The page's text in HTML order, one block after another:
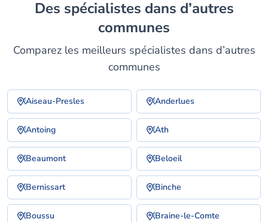
Des spécialistes dans d’autres
communes
Comparez les meilleurs spécialistes dans d’autres
communes
Aiseau-Presles Anderlues
Antoing Ath
Beaumont Beloeil
Bernissart Binche
Boussu Braine-le-Comte